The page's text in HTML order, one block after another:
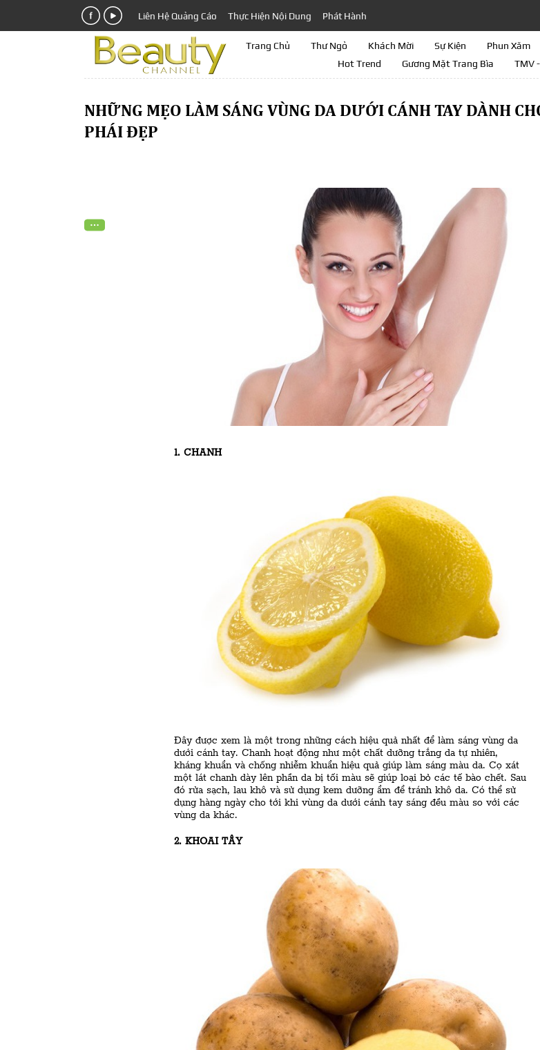
Liên Hệ Quảng Cáo Thực Hiện Nội Dung Phát Hành
Trang Chủ Thư Ngỏ Khách Mời Sự Kiện Phun Xăm
Hot Trend
Gương Mặt Trang Bìa TMV
NHỮNG MẸO LÀM SÁNG VÙNG DA DƯỚI CÁNH TAY DÀNH
PHÁI ĐẸP
1. CHANH
Đây được xem là một trong những cách hiệu quả nhất để làm sáng vùng da
dưới cánh tay. Chanh hoạt động như một chất dưỡng trắng da tự nhiên,
kháng khuẩn và chống nhiễm khuẩn hiệu quả giúp làm sáng màu da. Cọ xát
một lát chanh dày lên phần da bị tối màu sẽ giúp loại bỏ các tế bào chết. Sau
đó rửa sạch, lau khô và sử dụng kem dưỡng ẩm để tránh khô da. Có thể sử
dụng hàng ngày cho tới khi vùng da dưới cánh tay sáng đều màu so với các
vùng da khác.
2. KHOAI TÂY